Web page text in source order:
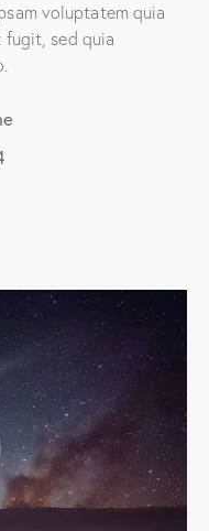
voluptatem quia
sed quia